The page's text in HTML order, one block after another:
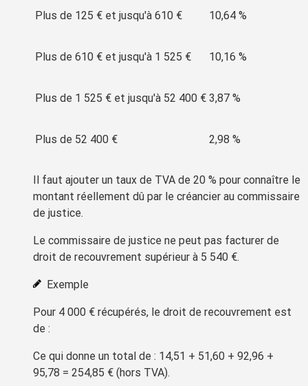
Plus de 125 € et jusqu'à 610 € 10,64 %
Plus de 610 € et jusqu'à 1 525 € 10,16 %
Plus de 1 525 € et jusqu'à 52 400 € 3,87 %
Plus de 52 400 € 2,98 %
Il faut ajouter un taux de TVA de 20 % pour connaître le
montant réellement dû par le créancier au commissaire
de justice.
Le commissaire de justice ne peut pas facturer de
droit de recouvrement supérieur à 5 540 €.
Exemple
Pour 4 000 € récupérés, le droit de recouvrement est
de :
Ce qui donne un total de : 14,51 + 51,60 + 92,96 +
95,78 = 254,85 € (hors TVA).